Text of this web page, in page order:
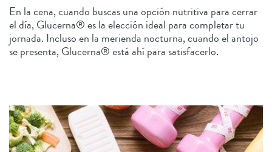
En la cena, cuando buscas una opción nutritiva para cerrar
el día, Glucerna® es la elección ideal para completar tu
jornada. Incluso en la merienda nocturna, cuando el antojo
se presenta, Glucerna® está ahí para satisfacerlo.